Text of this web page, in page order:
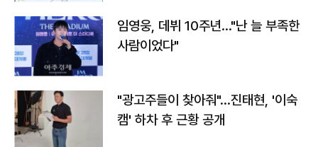
임영웅, 데뷔 10주년…"난 늘 부족한
사람이었다"
"광고주들이 찾아줘"…진태현, '이숙
캠' 하차 후 근황 공개